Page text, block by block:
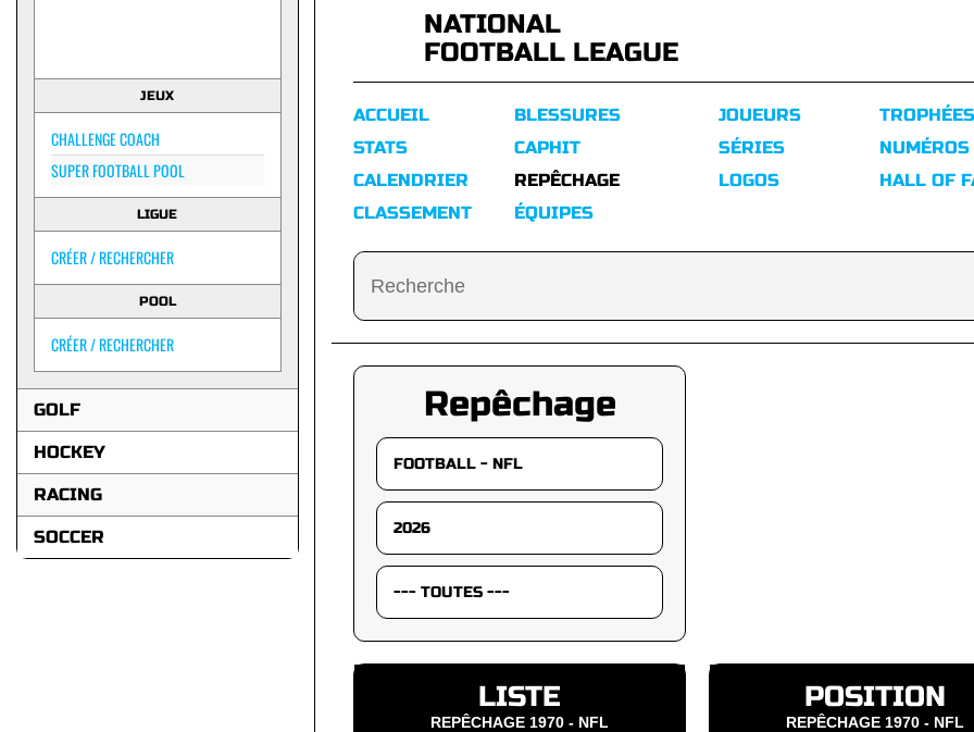
JEUX
CHALLENGE COACH
SUPER FOOTBALL POOL
LIGUE
CRÉER / RECHERCHER
POOL
CRÉER / RECHERCHER
GOLF
HOCKEY
RACING
SOCCER
NATIONAL
FOOTBALL LEAGUE
ACCUEIL
STATS
CALENDRIER
CLASSEMENT
BLESSURES
CAPHIT
REPÊCHAGE
ÉQUIPES
JOUEURS
SÉRIES
LOGOS
TROPHÉES
NUMÉROS
HALL OF
Repêchage
LISTE
REPÊCHAGE 1970 - NFL
POSITION
REPÊCHAGE 1970 - NFL